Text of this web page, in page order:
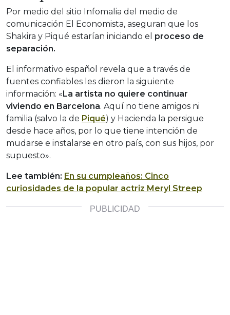
Por medio del sitio Infomalia del medio de
comunicación El Economista, aseguran que los
Shakira y Piqué estarían iniciando el proceso de
separación.
El informativo español revela que a través de
fuentes confiables les dieron la siguiente
información: « La artista no quiere continuar
viviendo en Barcelona. Aquí no tiene amigos ni
familia (salvo la de Piqué) y Hacienda la persigue
desde hace años, por lo que tiene intención de
mudarse e instalarse en otro país, con sus hijos, por
supuesto».
Lee también: En su cumpleaños: Cinco
curiosidades de la popular actriz Meryl Streep